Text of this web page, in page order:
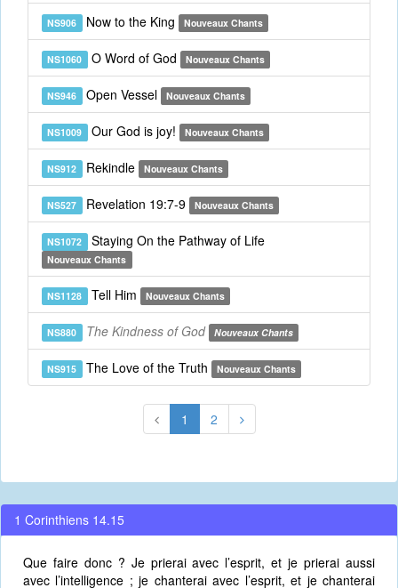
NS906 Now to the King Nouveaux Chants
NS1060 O Word of God Nouveaux Chants
NS946 Open Vessel Nouveaux Chants
NS1009 Our God is joy! Nouveaux Chants
NS912 Rekindle Nouveaux Chants
NS527 Revelation 19:7-9 Nouveaux Chants
NS1072 Staying On the Pathway of Life
Nouveaux Chants
NS1128 Tell Him Nouveaux Chants
NS880 The Kindness of God Nouveaux Chants
NS915 The Love of the Truth Nouveaux Chants
1 2
1 Corinthiens 14.15
Que faire donc ? Je prierai avec l’esprit, et je prierai aussi
avec l’intelligence ; je chanterai avec l’esprit, et je chanterai